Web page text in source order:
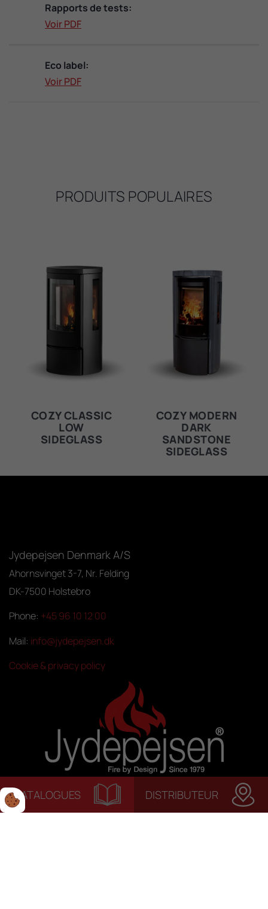
CATALOGUES DISTRIBUTEUR
Rapports de tests:
Voir PDF
Eco label:
Voir PDF
PRODUITS POPULAIRES
COZY CLASSIC
LOW
SIDEGLASS
COZY MODERN
DARK
SANDSTONE
SIDEGLASS
Jydepejsen Denmark A/S
Ahornsvinget 3-7, Nr. Felding
DK-7500 Holstebro
Phone: +45 96 10 12 00
Mail: info@jydepejsen.dk
Cookie & privacy policy